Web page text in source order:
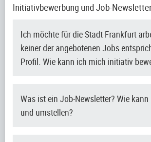
Initiativbewerbung und Job-
Ich möchte für die Stadt Frankfurt
keiner der angebotenen Jobs
Profil. Wie kann ich mich initiativ
Was ist ein Job-Newsletter? Wie
und umstellen?